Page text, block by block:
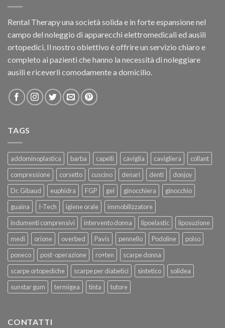
Rental Therapy una società solida e in forte espansione nel
campo del noleggio di apparecchi elettromedicali ed ausili
ortopedici, Il nostro obiettivo è offrire un servizio chiaro e
completo ai pazienti che hanno la necessità di noleggiare
ausili e riceverli comodamente a domicilio.
TAGS
addominoplastica barba capelli caviglia cavigliera
collant
compressione
corsetto cuscino denari denti
donjoy
Dr. Gibaud
euphidra FGP gel ginocchiera
ginocchio
guaina
I-Tech igiene orale
immobilizzatore
indumenti comprensivi
intervento donna lipoelastic
liposuzione
medi
orione overbed Pavis pennello Podoline
polso
poneco
post-operazione ro+ten
scarpe donna
scarpe ortopediche
scarpe per diabetici sintetico
solidea
sunstar gum
termigea tinta tutore
CONTATTI